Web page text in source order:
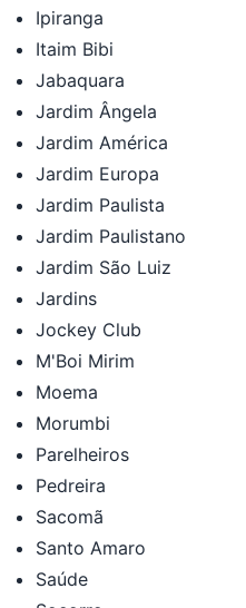
Ipiranga
Itaim Bibi
Jabaquara
Jardim Ângela
Jardim América
Jardim Europa
Jardim Paulista
Jardim Paulistano
Jardim São Luiz
Jardins
Jockey Club
M'Boi Mirim
Moema
Morumbi
Parelheiros
Pedreira
Sacomã
Santo Amaro
Saúde